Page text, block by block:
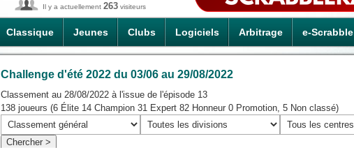
Classique Jeunes Clubs Logiciels Arbitrage e-Scrabble
Il y a actuellement 263 visiteurs
Challenge d'été 2022 du 03/06 au 29/08/2022
Classement au 28/08/2022 à l'issue de l'épisode 13
138 joueurs (6 Élite 14 Champion 31 Expert 82 Honneur 0 Promotion, 5 Non classé)